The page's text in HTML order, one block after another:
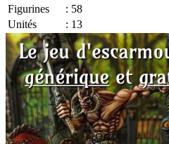
Figurines
: 58
Unités
: 13